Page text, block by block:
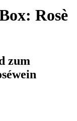
Rosè
zum